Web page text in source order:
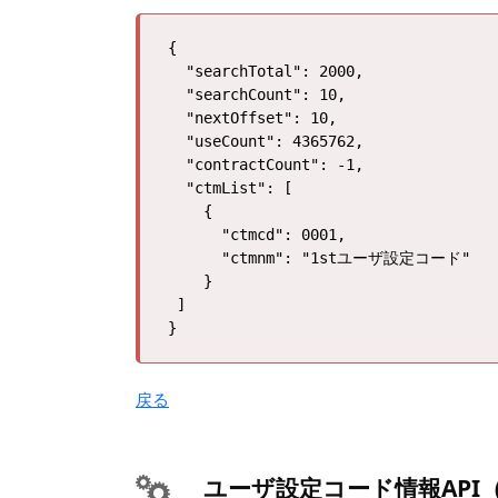
{
  "searchTotal": 2000,
  "searchCount": 10,
  "nextOffset": 10,
  "useCount": 4365762,
  "contractCount": -1,
  "ctmList": [
    {
      "ctmcd": 0001,
      "ctmnm": "1stユーザ設定コード"
    }
]
戻る
ユーザ設定コード情報API